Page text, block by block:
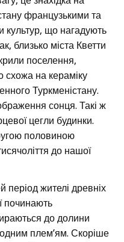
французькими та
культур, що нагадують
близько міста Кветти
поселення,
схожа на кераміку
Туркменістану.
сонця. Такі ж
цегли будинки.
половиною
до нашої
період жителі древніх
починають
до долини
одним плем’ям. Скоріше